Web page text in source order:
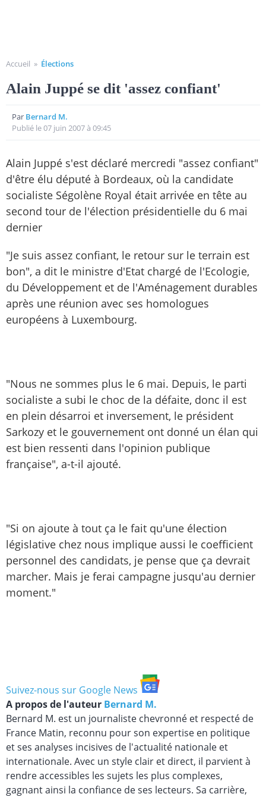
Accueil » Élections
Alain Juppé se dit 'assez confiant'
Par Bernard M.
Publié le 07 juin 2007 à 09:45
Alain Juppé s'est déclaré mercredi "assez confiant"
d'être élu député à Bordeaux, où la candidate
socialiste Ségolène Royal était arrivée en tête au
second tour de l'élection présidentielle du 6 mai
dernier
"Je suis assez confiant, le retour sur le terrain est
bon", a dit le ministre d'Etat chargé de l'Ecologie,
du Développement et de l'Aménagement durables
après une réunion avec ses homologues
européens à Luxembourg.
"Nous ne sommes plus le 6 mai. Depuis, le parti
socialiste a subi le choc de la défaite, donc il est
en plein désarroi et inversement, le président
Sarkozy et le gouvernement ont donné un élan qui
est bien ressenti dans l'opinion publique
française", a-t-il ajouté.
"Si on ajoute à tout ça le fait qu'une élection
législative chez nous implique aussi le coefficient
personnel des candidats, je pense que ça devrait
marcher. Mais je ferai campagne jusqu'au dernier
moment."
Suivez-nous sur Google News
A propos de l'auteur Bernard M.
Bernard M. est un journaliste chevronné et respecté de
France Matin, reconnu pour son expertise en politique
et ses analyses incisives de l'actualité nationale et
internationale. Avec un style clair et direct, il parvient à
rendre accessibles les sujets les plus complexes,
gagnant ainsi la confiance de ses lecteurs. Sa carrière,